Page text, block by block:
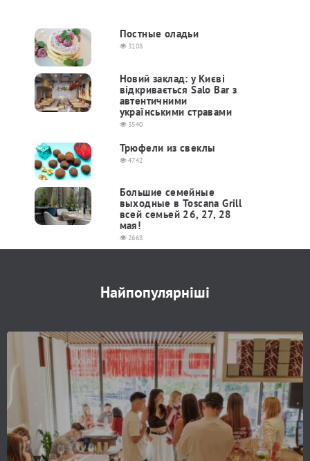
Постные оладьи
3108
Новий заклад: у Києві
відкривається Salo Bar з
автентичними
українськими стравами
3540
Трюфели из свеклы
4742
Большие семейные
выходные в Toscana Grill
всей семьей 26, 27, 28
мая!
2668
Найпопулярніші